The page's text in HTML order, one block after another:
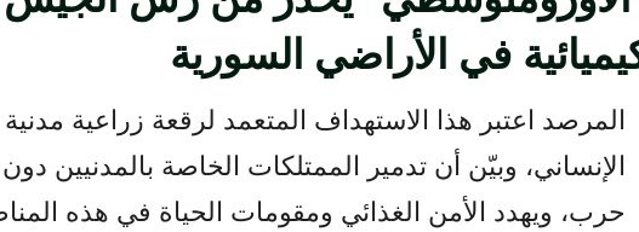
في الأراضي السورية
المرصد اعتبر هذا الاستهداف المتعمد لرقعة زراعية
الإنساني، وبيّن أن تدمير الممتلكات الخاصة
حرب، ويهدد الأمن الغذائي ومقومات الحياة في هذه